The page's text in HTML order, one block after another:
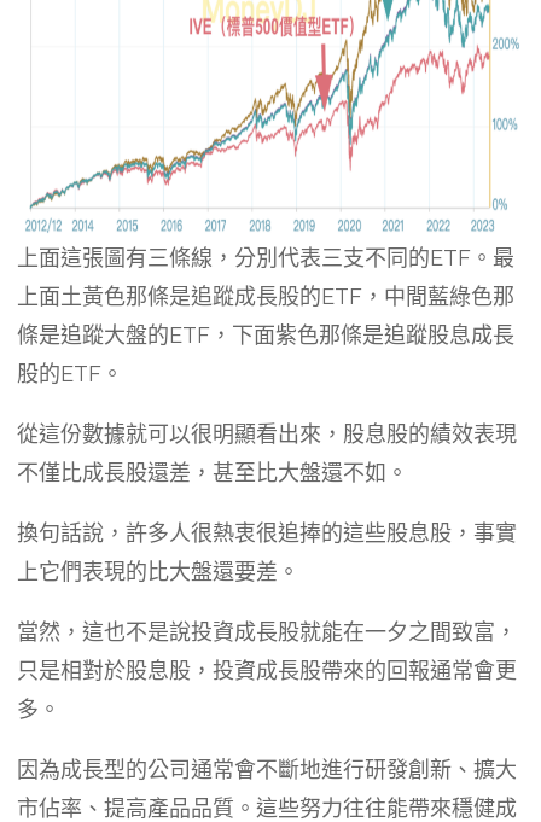
上面這張圖有三條線，分別代表三支不同的ETF。最
上面土黃色那條是追蹤成長股的ETF，中間藍綠色那
條是追蹤大盤的ETF，下面紫色那條是追蹤股息成長
股的ETF。
從這份數據就可以很明顯看出來，股息股的績效表現
不僅比成長股還差，甚至比大盤還不如。
換句話說，許多人很熱衷很追捧的這些股息股，事實
上它們表現的比大盤還要差。
當然，這也不是說投資成長股就能在一夕之間致富，
只是相對於股息股，投資成長股帶來的回報通常會更
多。
因為成長型的公司通常會不斷地進行研發創新、擴大
市佔率、提高產品品質。這些努力往往能帶來穩健成